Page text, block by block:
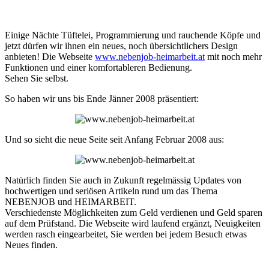
Einige Nächte Tüftelei, Programmierung und rauchende Köpfe und
jetzt dürfen wir ihnen ein neues, noch übersichtlichers Design
anbieten! Die Webseite www.nebenjob-heimarbeit.at mit noch mehr
Funktionen und einer komfortableren Bedienung.
Sehen Sie selbst.
So haben wir uns bis Ende Jänner 2008 präsentiert:
Und so sieht die neue Seite seit Anfang Februar 2008 aus:
Natürlich finden Sie auch in Zukunft regelmässig Updates von
hochwertigen und seriösen Artikeln rund um das Thema
NEBENJOB und HEIMARBEIT.
Verschiedenste Möglichkeiten zum Geld verdienen und Geld sparen
auf dem Prüfstand. Die Webseite wird laufend ergänzt, Neuigkeiten
werden rasch eingearbeitet, Sie werden bei jedem Besuch etwas
Neues finden.